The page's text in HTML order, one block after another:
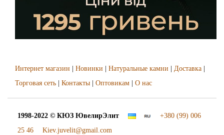
Интернет магазин Новинки Натуральные камни Доставка
Торговая сеть
Контакты Оптовикам О нас
1998-2022 © КЮЗ ЮвелирЭлит
+380 (99) 006
25 46
Kiev.juvelit@gmail.com